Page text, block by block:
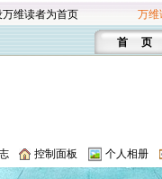
万维读者为首页 万维
首 页
控制面板 个人相册